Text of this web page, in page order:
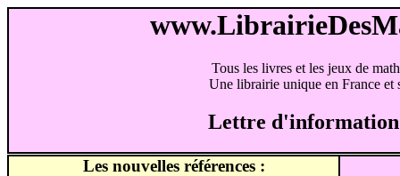
Tous les livres et les jeux de
Une librairie unique en France et
Lettre d'information
Les nouvelles références :